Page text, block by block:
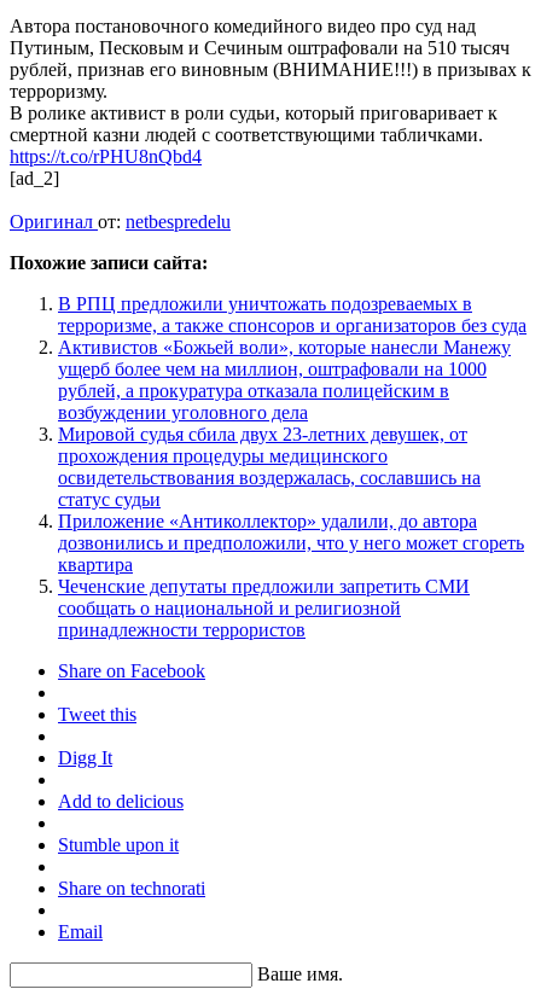
Автора постановочного комедийного видео про суд над
Путиным, Песковым и Сечиным оштрафовали на 510 тысяч
рублей, признав его виновным (ВНИМАНИЕ!!!) в призывах к
терроризму.
В ролике активист в роли судьи, который приговаривает к
смертной казни людей с соответствующими табличками.
https://t.co/rPHU8nQbd4
[ad_2]
Оригинал от: netbespredelu
Похожие записи сайта:
В РПЦ предложили уничтожать подозреваемых в
терроризме, а также спонсоров и организаторов без суда
Активистов «Божьей воли», которые нанесли Манежу
ущерб более чем на миллион, оштрафовали на 1000
рублей, а прокуратура отказала полицейским в
возбуждении уголовного дела
Мировой судья сбила двух 23-летних девушек, от
прохождения процедуры медицинского
освидетельствования воздержалась, сославшись на
статус судьи
Приложение «Антиколлектор» удалили, до автора
дозвонились и предположили, что у него может сгореть
квартира
Чеченские депутаты предложили запретить СМИ
сообщать о национальной и религиозной
принадлежности террористов
Share on Facebook
Tweet this
Digg It
Add to delicious
Stumble upon it
Share on technorati
Email
Ваше имя.